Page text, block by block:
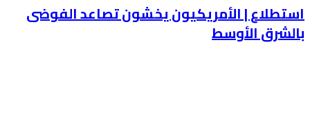
استطلاع | الأمريكيون يخشون تصاعد الفوضى
بالشرق الأوسط